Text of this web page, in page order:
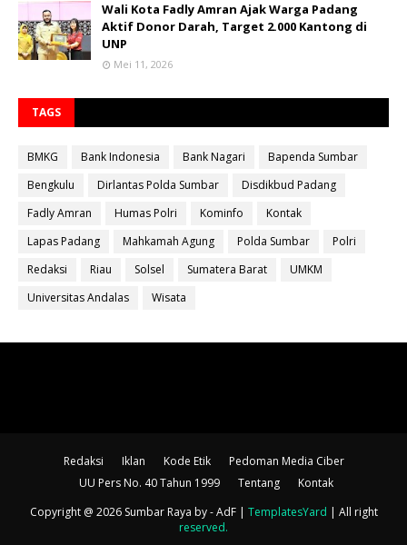
Wali Kota Fadly Amran Ajak Warga Padang
Aktif Donor Darah, Target 2.000 Kantong di
UNP
Mei 11, 2026
TAGS
BMKG Bank Indonesia Bank Nagari
Bapenda Sumbar
Bengkulu
Dirlantas Polda Sumbar
Disdikbud Padang
Fadly Amran
Humas Polri Kominfo
Kontak
Lapas Padang
Mahkamah Agung Polda Sumbar
Polri
Redaksi
Riau Solsel Sumatera Barat
UMKM
Universitas Andalas
Wisata
Redaksi Iklan Kode Etik
Pedoman Media Ciber
UU Pers No. 40 Tahun 1999
Tentang
Kontak
Copyright @ 2026 Sumbar Raya by - AdF | TemplatesYard | All right
reserved.